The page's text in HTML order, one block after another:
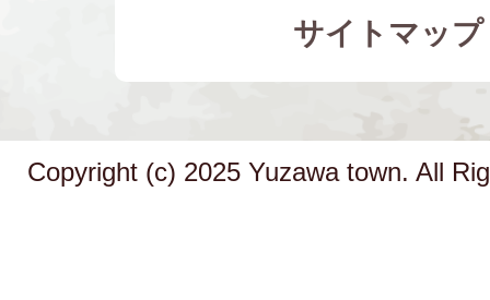
サイトマップ
Copyright (c) 2025 Yuzawa town. All